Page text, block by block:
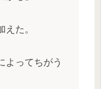
た。
よってちがう